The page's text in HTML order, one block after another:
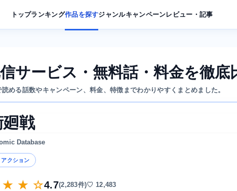
トップランキング作品を探すジャンルキャンペーンレビュー・記事
サービス・無料話・料金を徹底
める話数やキャンペーン、料金、特徴までわかりやすくまとめました。
戦
Database
クション
★ ★ ☆4.7(2,283件)♡ 12,483